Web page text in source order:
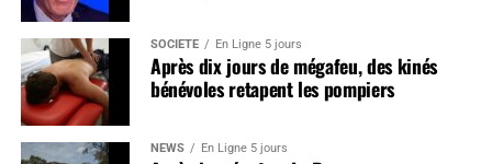
SOCIÉTÉ En Ligne 5 jours
Après dix jours de mégafeu, des kinés
bénévoles retapent les pompiers
NEWS En Ligne 5 jours